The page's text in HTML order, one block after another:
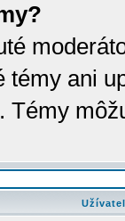
témy ani
Témy